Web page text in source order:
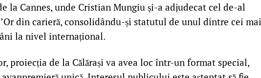
la Cannes, unde Cristian Mungiu și-a adjudecat cel de-al
din carieră, consolidându-și statutul de unul dintre cei mai
la nivel internațional.
proiecția de la Călărași va avea loc într-un format special,